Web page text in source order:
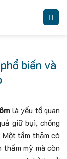
biến và
là yếu tố quan
giữ bụi, chống
tấm thảm có
thẩm mỹ mà còn